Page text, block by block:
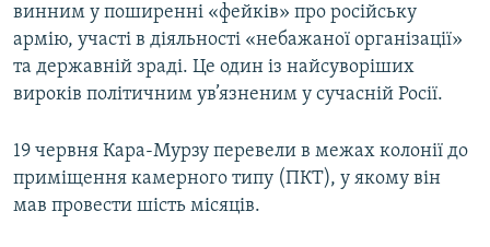
винним у поширенні «фейків» про російську
армію, участі в діяльності «небажаної організації»
та державній зраді. Це один із найсуворіших
вироків політичним ув’язненим у сучасній Росії.
19 червня Кара-Мурзу перевели в межах колонії до
приміщення камерного типу (ПКТ), у якому він
мав провести шість місяців.